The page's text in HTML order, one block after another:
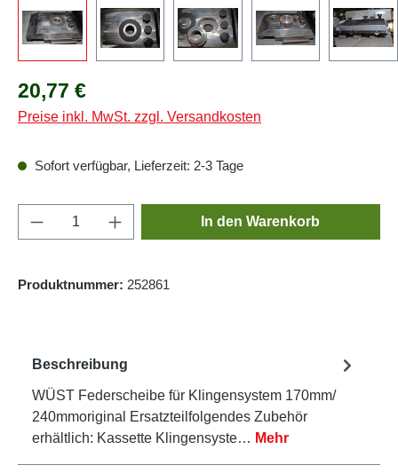
Regulärer Preis:
20,77 €
Preise inkl. MwSt. zzgl. Versandkosten
Sofort verfügbar, Lieferzeit: 2-3 Tage
Produkt Anzahl: Gib den gewünschten
In den Warenkorb
Produktnummer: 252861
Beschreibung
WÜST Federscheibe für Klingensystem 170mm/
240mmoriginal Ersatzteilfolgendes Zubehör
erhältlich: Kassette Klingensyste… Mehr